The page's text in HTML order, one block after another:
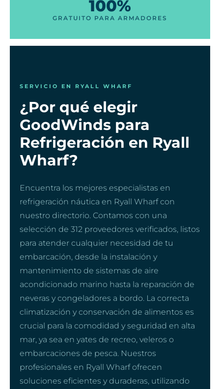
100%
GRATUITO PARA ARMADORES
SERVICIO EN RYALL WHARF
¿Por qué elegir
GoodWinds para
Refrigeración en Ryall
Wharf?
Encuentra los mejores especialistas en
refrigeración náutica en Ryall Wharf con
nuestro directorio. Contamos con una
selección de 312 proveedores verificados, listos
para atender cualquier necesidad de tu
embarcación, desde la instalación y
mantenimiento de sistemas de aire
acondicionado marino hasta la reparación de
neveras y congeladores a bordo. La correcta
climatización y conservación de alimentos es
crucial para la comodidad y seguridad en alta
mar, ya sea en yates de recreo, veleros o
embarcaciones de pesca. Nuestros
profesionales en Ryall Wharf ofrecen
soluciones eficientes y duraderas, utilizando